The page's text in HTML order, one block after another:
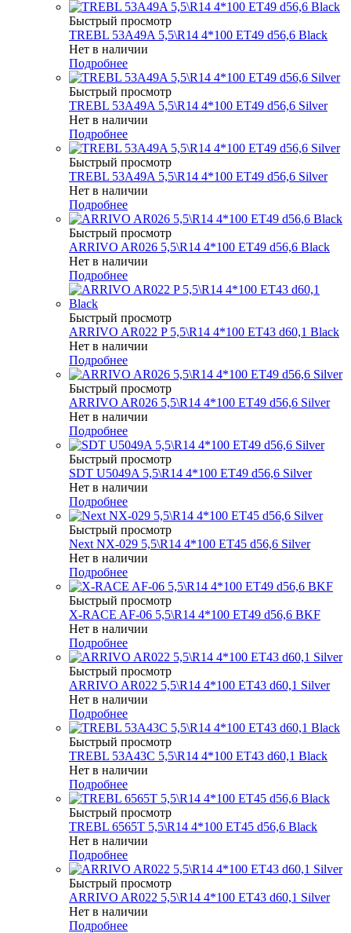
Быстрый просмотр
TREBL 53A49A 5,5\R14 4*100 ET49 d56,6 Black
Нет в наличии
Подробнее
Быстрый просмотр
TREBL 53A49A 5,5\R14 4*100 ET49 d56,6 Silver
Нет в наличии
Подробнее
Быстрый просмотр
TREBL 53A49A 5,5\R14 4*100 ET49 d56,6 Silver
Нет в наличии
Подробнее
Быстрый просмотр
ARRIVO AR026 5,5\R14 4*100 ET49 d56,6 Black
Нет в наличии
Подробнее
Быстрый просмотр
ARRIVO AR022 P 5,5\R14 4*100 ET43 d60,1 Black
Нет в наличии
Подробнее
Быстрый просмотр
ARRIVO AR026 5,5\R14 4*100 ET49 d56,6 Silver
Нет в наличии
Подробнее
Быстрый просмотр
SDT U5049A 5,5\R14 4*100 ET49 d56,6 Silver
Нет в наличии
Подробнее
Быстрый просмотр
Next NX-029 5,5\R14 4*100 ET45 d56,6 Silver
Нет в наличии
Подробнее
Быстрый просмотр
X-RACE AF-06 5,5\R14 4*100 ET49 d56,6 BKF
Нет в наличии
Подробнее
Быстрый просмотр
ARRIVO AR022 5,5\R14 4*100 ET43 d60,1 Silver
Нет в наличии
Подробнее
Быстрый просмотр
TREBL 53A43C 5,5\R14 4*100 ET43 d60,1 Black
Нет в наличии
Подробнее
Быстрый просмотр
TREBL 6565T 5,5\R14 4*100 ET45 d56,6 Black
Нет в наличии
Подробнее
Быстрый просмотр
ARRIVO AR022 5,5\R14 4*100 ET43 d60,1 Silver
Нет в наличии
Подробнее